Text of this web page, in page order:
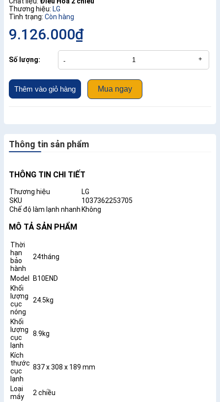
Thương hiệu: LG
Tình trạng: Còn hàng
9.126.000₫
Số lượng: - +
Thêm vào giỏ hàng Mua ngay
Thông tin sản phẩm
THÔNG TIN CHI TIẾT
Thương hiệu
LG
SKU
1037362253705
Chế độ làm lạnh nhanh Không
MÔ TẢ SẢN PHẨM
Thời
hạn
bảo
hành
24tháng
Model
B10END
Khối
lượng
cục
nóng
24.5kg
Khối
lượng
cục
lạnh
8.9kg
Kích
thước
cục
lạnh
837 x 308 x 189 mm
Loại
máy
2 chiều